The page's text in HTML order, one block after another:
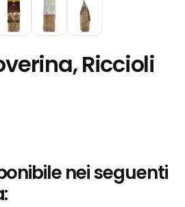
Riccioli
nei seguenti